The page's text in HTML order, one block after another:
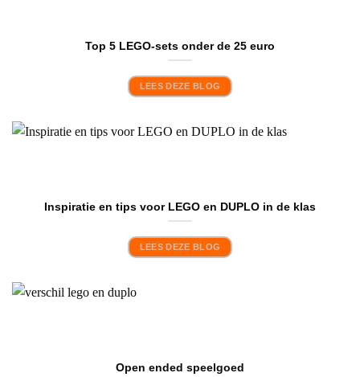
Top 5 LEGO-sets onder de 25 euro
LEES DEZE BLOG
Inspiratie en tips voor LEGO en DUPLO in de klas
LEES DEZE BLOG
Open ended speelgoed